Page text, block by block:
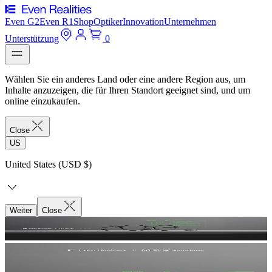
Even G2Even R1 ShopOptikerInnovationUnternehmen
Unterstützung
0
Wählen Sie ein anderes Land oder eine andere Region aus, um
Inhalte anzuzeigen, die für Ihren Standort geeignet sind, und um
online einzukaufen.
Close
US
United States (USD $)
Weiter Close